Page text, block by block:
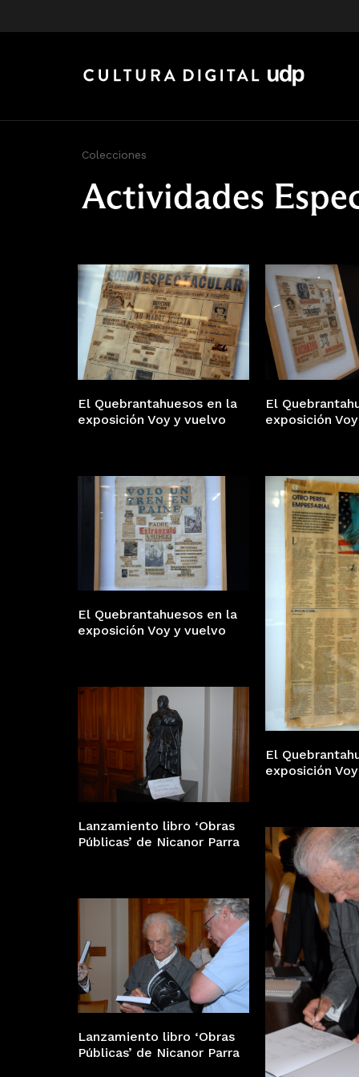
Colecciones
Actividades
El Quebrantahuesos en la
exposición Voy y vuelvo
El
exposición
El Quebrantahuesos en la
exposición Voy y vuelvo
El
exposición
Lanzamiento libro ‘Obras
Públicas’ de Nicanor Parra
Lanzamiento libro ‘Obras
Públicas’ de Nicanor Parra